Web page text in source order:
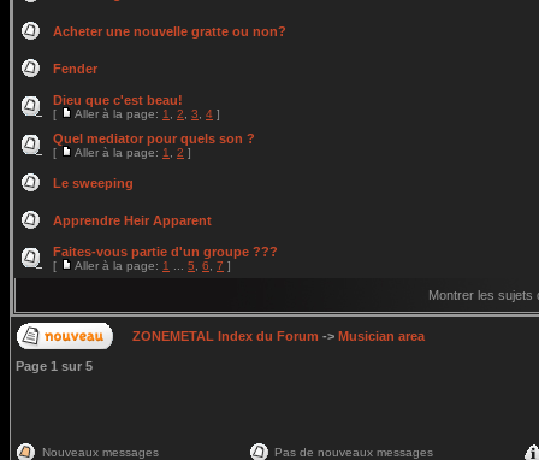
Acheter une nouvelle gratte ou non?
Fender
Dieu que c'est beau!
[ Aller à la page: 1 2 3 4 ]
Quel mediator pour quels son ?
[ Aller à la page: 1 2 ]
Le sweeping
Apprendre Heir Apparent
Faites-vous partie d'un groupe ???
[ Aller à la page: 1 5 6 7 ]
Montrer les sujets
ZONEMETAL Index du Forum -> Musician area
Page 1 sur 5
Nouveaux messages
Pas de nouveaux messages